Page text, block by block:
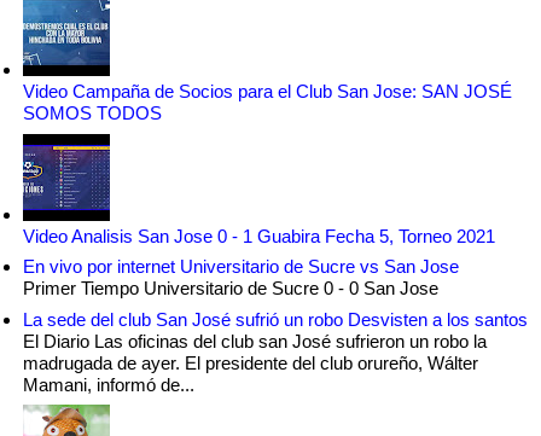
Video Campaña de Socios para el Club San Jose: SAN JOSÉ
SOMOS TODOS
Video Analisis San Jose 0 - 1 Guabira Fecha 5, Torneo 2021
En vivo por internet Universitario de Sucre vs San Jose
Primer Tiempo Universitario de Sucre 0 - 0 San Jose
La sede del club San José sufrió un robo Desvisten a los santos
El Diario Las oficinas del club san José sufrieron un robo la
madrugada de ayer. El presidente del club orureño, Wálter
Mamani, informó de...